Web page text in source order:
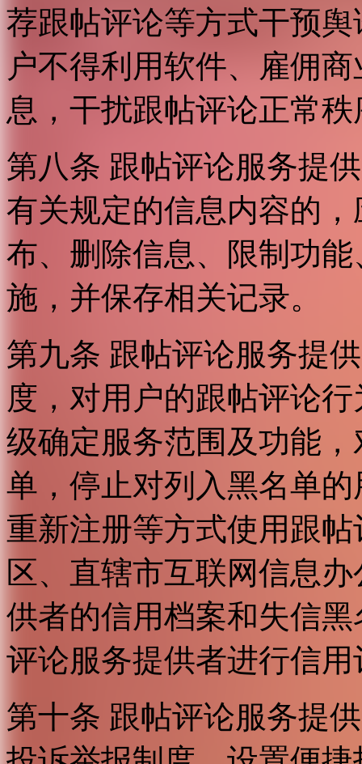
荐跟帖评论等方式干预
户不得利用软件、雇佣
息，干扰跟帖评论正常
第八条 跟帖评论服务提
有关规定的信息内容的
布、删除信息、限制功
施，并保存相关记录。
第九条 跟帖评论服务提
度，对用户的跟帖评论
级确定服务范围及功能
单，停止对列入黑名单
重新注册等方式使用跟
区、直辖市互联网信息
供者的信用档案和失信
评论服务提供者进行信用
第十条 跟帖评论服务提